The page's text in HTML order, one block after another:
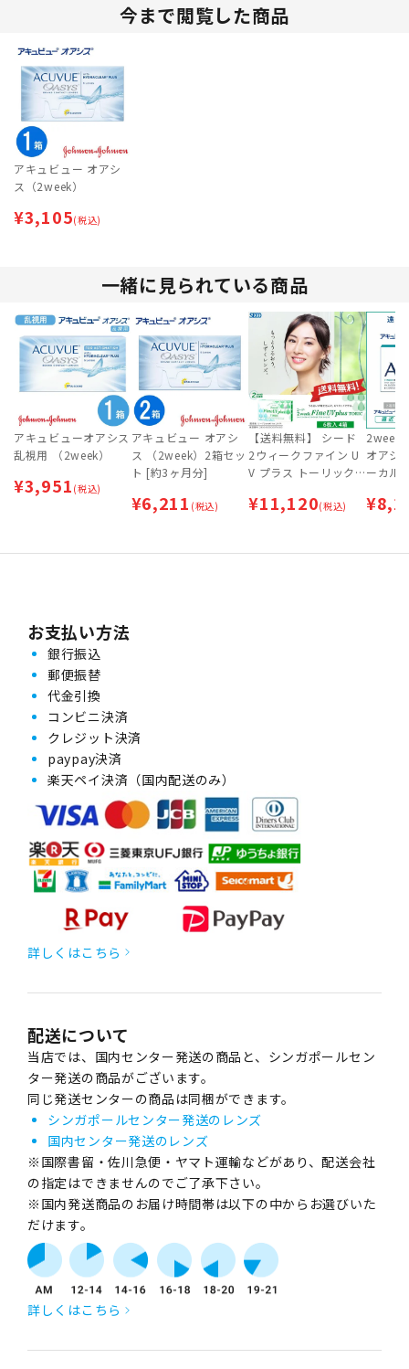
今まで閲覧した商品
アキュビュー オアシ
ス（2week）
¥3,105(税込)
一緒に見られている商品
アキュビューオアシス
乱視用 （2week）
¥3,951 (税込)
アキュビュー オアシ
ス （2week）2箱セッ
ト [約3ヶ月分]
¥6,211 (税込)
【送料無料】 シード
2ウィークファイン U
V プラス トーリック
plus TORIC) 4箱セッ
weekコンタクトレン
¥11,120(税込)
2week
オアシ
ーカル
¥
お支払い方法
銀行振込
郵便振替
代金引換
コンビニ決済
クレジット決済
paypay決済
楽天ペイ決済（国内配送のみ）
詳しくはこちら
配送について
当店では、国内センター発送の商品と、シンガポールセン
ター発送の商品がございます。
同じ発送センターの商品は同梱ができます。
シンガポールセンター発送のレンズ
国内センター発送のレンズ
※国際書留・佐川急便・ヤマト運輸などがあり、配送会社
の指定はできませんのでご了承下さい。
※国内発送商品のお届け時間帯は以下の中からお選びいた
だけます。
詳しくはこちら